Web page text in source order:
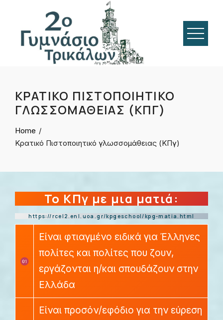
content
ΚΡΑΤΙΚΌ ΠΙΣΤΟΠΟΙΗΤΙΚΌ
ΓΛΩΣΣΟΜΆΘΕΙΑΣ (ΚΠΓ)
Home
Κρατικό Πιστοποιητικό γλωσσομάθειας (ΚΠγ)
To ΚΠγ με μια ματιά:
https://rcel2.enl.uoa.gr/kpgeschool/kpg-matia.html
Είναι φτιαγμένο ειδικά για Έλληνες
πολίτες και πολίτες που ζουν,
εργάζονται η/και σπουδάζουν στην
Ελλάδα
Είναι προσόν/εφόδιο για την εύρεση